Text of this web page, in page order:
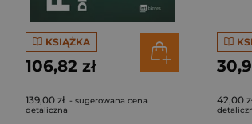
KSIĄŻKA
106,82 zł
139,00 zł - sugerowana cena
detaliczna
42,00